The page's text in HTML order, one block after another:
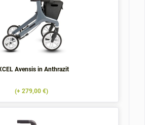
Avensis in Anthrazit
(+ 279,00 €)